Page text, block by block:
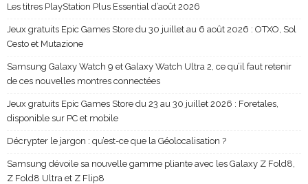
Les titres PlayStation Plus Essential d’août 2026
Jeux gratuits Epic Games Store du 30 juillet au 6 août 2026 : OTXO, Sol
Cesto et Mutazione
Samsung Galaxy Watch 9 et Galaxy Watch Ultra 2, ce qu’il faut retenir
de ces nouvelles montres connectées
Jeux gratuits Epic Games Store du 23 au 30 juillet 2026 : Foretales,
disponible sur PC et mobile
Décrypter le jargon : qu’est-ce que la Géolocalisation ?
Samsung dévoile sa nouvelle gamme pliante avec les Galaxy Z Fold8,
Z Fold8 Ultra et Z Flip8